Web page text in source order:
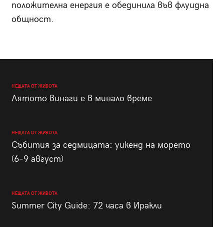
положителна енергия е обединила във флуидна
общност.
НЕЩАТА ОТ ЖИВОТА
Лятото винаги е в минало време
НЕЩАТА ОТ ЖИВОТА
Събития за седмицата: уикенд на морето
(6–9 август)
НЕЩАТА ОТ ЖИВОТА
Summer City Guide: 72 часа в Иракли